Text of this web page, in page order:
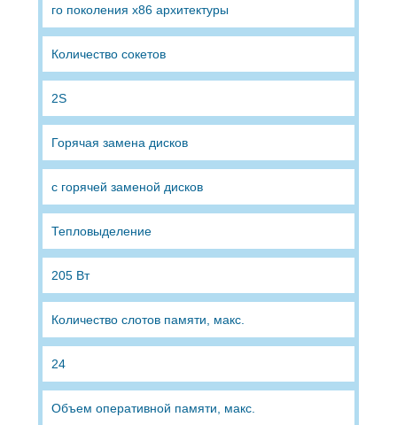
го поколения x86 архитектуры
Количество сокетов
2S
Горячая замена дисков
с горячей заменой дисков
Тепловыделение
205 Вт
Количество слотов памяти, макс.
24
Объем оперативной памяти, макс.